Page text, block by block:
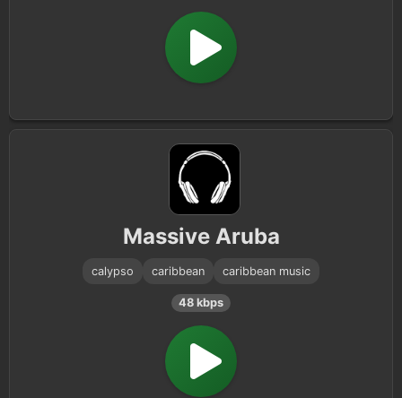
Massive Aruba
calypso caribbean caribbean music
48 kbps